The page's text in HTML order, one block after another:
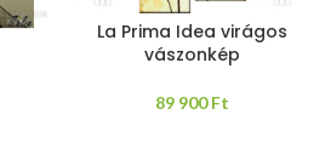
La Prima Idea virágos
vászonkép
89 900Ft